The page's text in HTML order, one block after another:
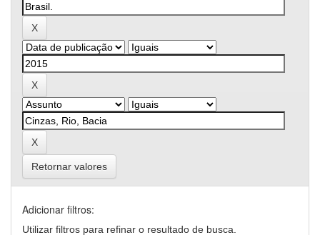
Retornar valores
Adicionar filtros:
Utilizar filtros para refinar o resultado de busca.